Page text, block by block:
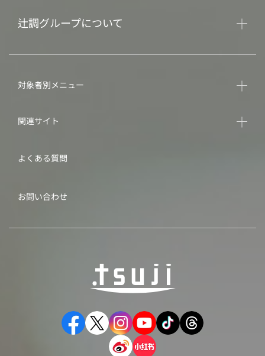
辻調グループについて
対象者別メニュー
関連サイト
よくある質問
お問い合わせ